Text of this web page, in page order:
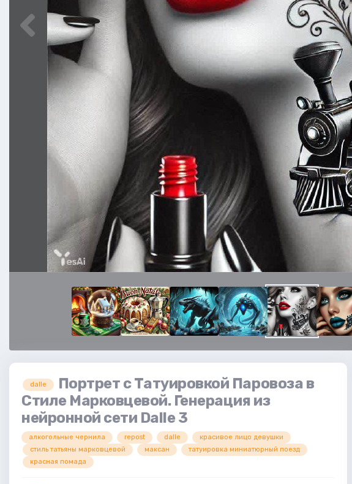
dalle
Портрет с Татуировкой Паровоза в
Стиле Марковцевой. Генерация из
нейронной сети Dalle 3
алкогольные чернила repost dalle
красивое лицо девушки
стиль татьяны марковцевой
максан
татуировка миниатюрный поезд
красная помада